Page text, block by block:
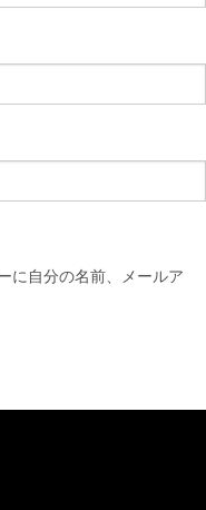
に自分の名前、メールア